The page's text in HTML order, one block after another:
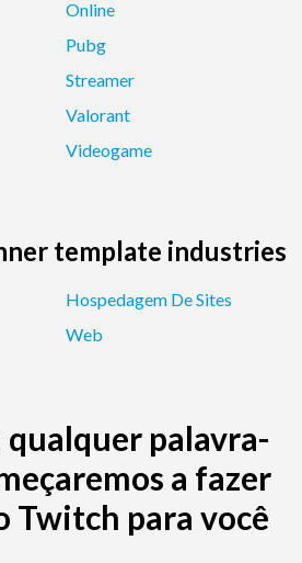
Online
Pubg
Streamer
Valorant
Videogame
template industries
Hospedagem De Sites
Web
qualquer palavra-
a fazer
Twitch para você